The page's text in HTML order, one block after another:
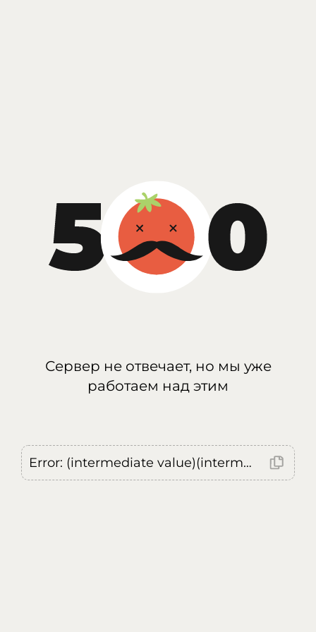
Сервер не отвечает, но мы уже
работаем над этим
Error: (intermediate value)(intermediate value)(intermediate value).replaceAll is not a function